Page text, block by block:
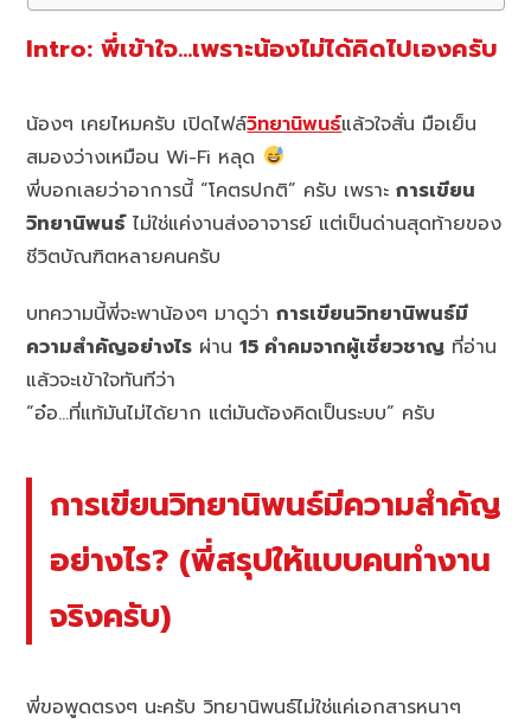
Intro: พี่เข้าใจ…เพราะน้องไม่ได้คิดไปเองครับ
น้องๆ เคยไหมครับ เปิดไฟล์วิทยานิพนธ์แล้วใจสั่น มือเย็น
สมองว่างเหมือน Wi-Fi หลุด
พี่บอกเลยว่าอาการนี้ “โคตรปกติ” ครับ เพราะการเขียน
วิทยานิพนธ์ไม่ใช่แค่งานส่งอาจารย์ แต่เป็นด่านสุดท้ายของ
ชีวิตบัณฑิตหลายคนครับ
บทความนี้พี่จะพาน้องๆ มาดูว่าการเขียนวิทยานิพนธ์มี
ความสำคัญอย่างไร ผ่าน15 คำคมจากผู้เชี่ยวชาญ ที่อ่าน
แล้วจะเข้าใจทันทีว่า
“อ๋อ…ที่แท้มันไม่ได้ยาก แต่มันต้องคิดเป็นระบบ” ครับ
การเขียนวิทยานิพนธ์มีความสำคัญ
อย่างไร? (พี่สรุปให้แบบคนทำงาน
จริงครับ)
พี่ขอพูดตรงๆ นะครับ วิทยานิพนธ์ไม่ใช่แค่เอกสารหนาๆ